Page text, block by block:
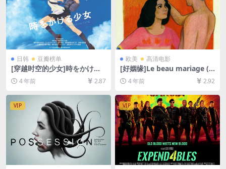
日韩 豆瓣榜单
[穿越时空的少女]時をかける
少女 (2006)[百度网盘+迅雷云
盘资源1080P超清未删减][MP
4/5.6GB][日语中字]
4 年前 2.87
欧美 高清电影
[好姻缘]Le beau mariage (1
982)[百度网盘+迅雷云盘资源
1080P超清未删减][MP4/6G
B][中文字幕]
4 年前 2.92
VIP VIP